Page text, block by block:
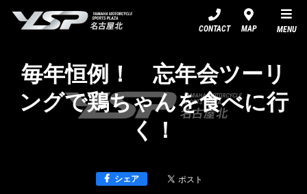
CONTACT MAP MENU
毎年恒例！ 忘年会ツーリ
ングで鶏ちゃんを食べに行
く！
シェア